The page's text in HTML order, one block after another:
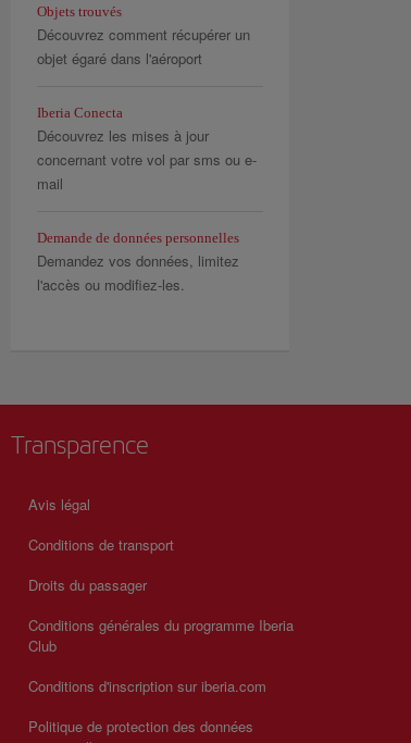
Objets trouvés
Découvrez comment récupérer un
objet égaré dans l'aéroport
Iberia Conecta
Découvrez les mises à jour
concernant votre vol par sms ou e-
mail
Demande de données personnelles
Demandez vos données, limitez
l'accès ou modifiez-les.
Transparence
Avis légal
Conditions de transport
Droits du passager
Conditions générales du programme Iberia
Club
Conditions d'inscription sur iberia.com
Politique de protection des données